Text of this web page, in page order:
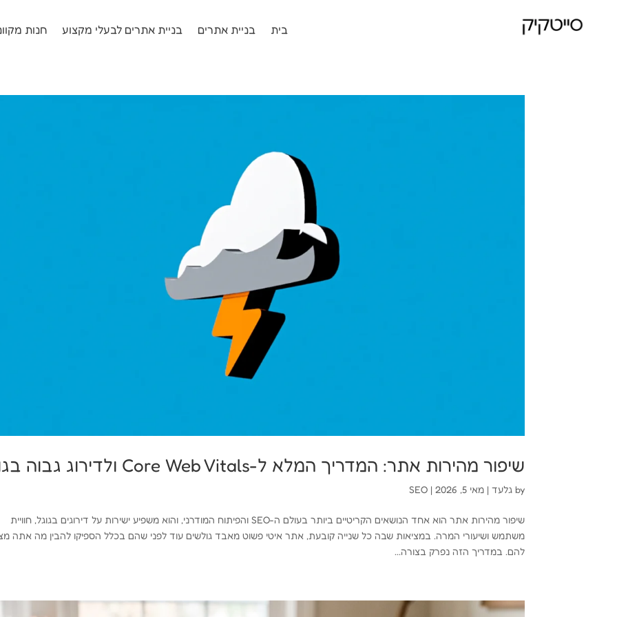
בית בניית אתרים בניית אתרים לבעלי מקצוע חנות
שיפור מהירות אתר: המדריך המלא ל-Core Web Vitals ולדירוג גבוה בגוגל
by גלעד |מאי 5, 2026 |
SEO
שיפור מהירות אתר הוא אחד הנושאים הקריטיים ביותר בעולם ה-SEO והפיתוח המודרני, והוא משפיע ישירות על דירוגים בגוגל, חוויית
משתמש ושיעורי המרה. במציאות שבה כל שנייה קובעת, אתר איטי פשוט מאבד גולשים עוד לפני שהם בכלל הספיקו להבין מה אתה
להם. במדריך הזה נפרק בצורה...